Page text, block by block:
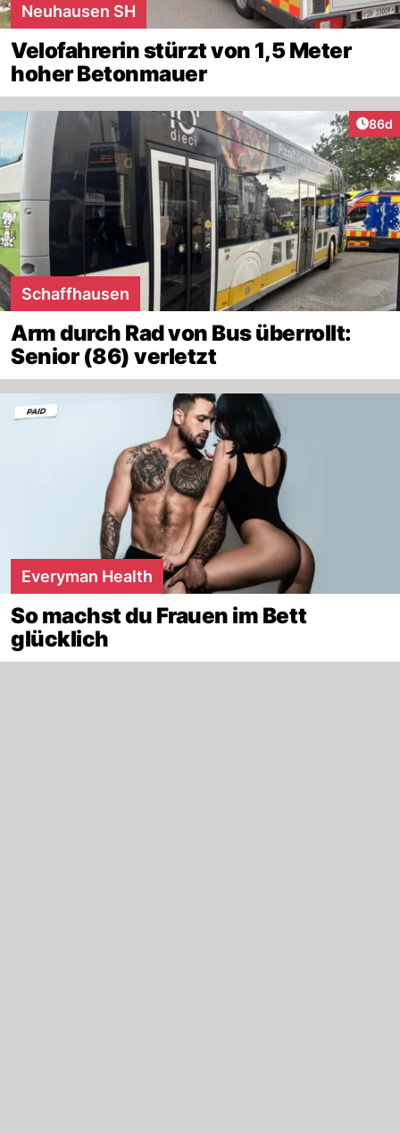
Neuhausen SH
Velofahrerin stürzt von 1,5 Meter
hoher Betonmauer
86d
Schaffhausen
Arm durch Rad von Bus überrollt:
Senior (86) verletzt
Everyman Health
So machst du Frauen im Bett
glücklich